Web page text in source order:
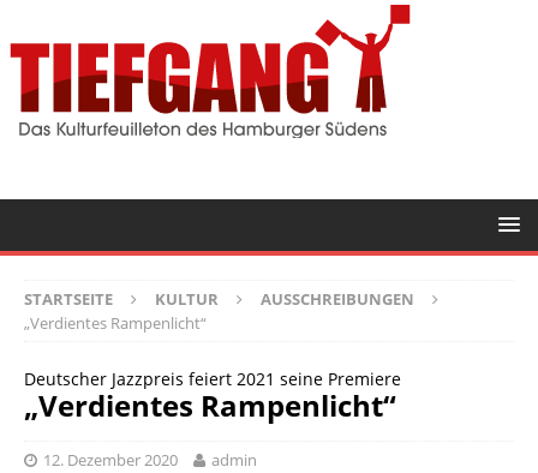
STARTSEITE KULTUR
AUSSCHREIBUNGEN
„Verdientes Rampenlicht“
Deutscher Jazzpreis feiert 2021 seine Premiere
„Verdientes Rampenlicht“
12. Dezember 2020 admin